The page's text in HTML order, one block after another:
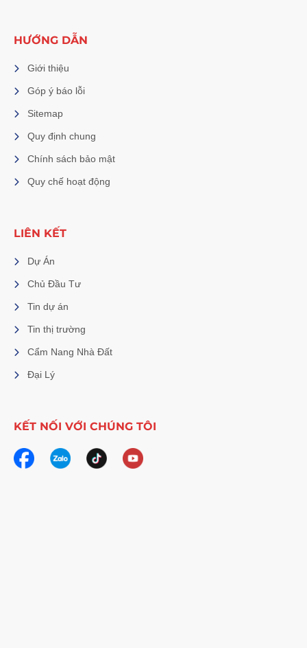
HƯỚNG DẪN
Giới thiệu
Góp ý báo lỗi
Sitemap
Quy định chung
Chính sách bảo mật
Quy chế hoạt động
LIÊN KẾT
Dự Án
Chủ Đầu Tư
Tin dự án
Tin thị trường
Cẩm Nang Nhà Đất
Đại Lý
KẾT NỐI VỚI CHÚNG TÔI